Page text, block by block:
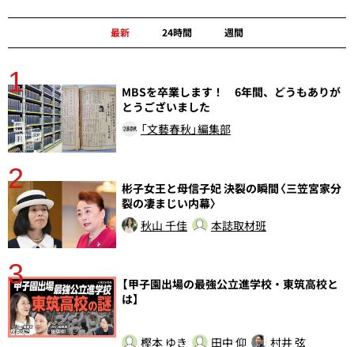
最新 24時間 週間
1
MBSを卒業します！ 6年間、どうもありが
とうございました
「文藝春秋」編集部
2
彬子女王と母信子妃 決裂の瞬間〈三笠宮家分
裂の凄まじい内幕〉
秋山 千佳
本誌取材班
3
【甲子園出場の最強公立進学校・東筑高校と
は】
樫本 ゆき 田中 仰 村井 弦